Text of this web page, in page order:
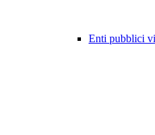
Enti pubblici